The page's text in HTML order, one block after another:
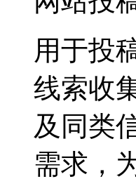
用于投
线索收
及同类
需求，